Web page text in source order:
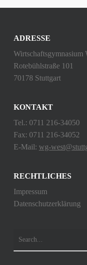
ADRESSE
Wirtschaftsgymnasium
Rotebühlstraße 101
70178 Stuttgart
KONTAKT
Tel.: 0711 216-34050
Fax: 0711 216-34052
E-Mail: wg-
RECHTLICHES
Impressum
Datenschutzerklärung